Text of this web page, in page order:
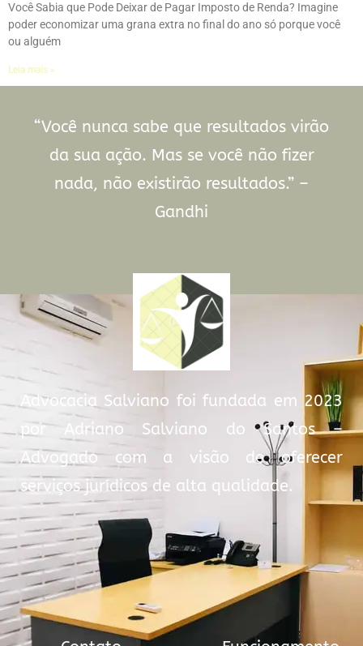
Você Sabia que Pode Deixar de Pagar Imposto de Renda? Imagine
poder economizar uma grana extra no final do ano só porque você
ou alguém
Leia mais »
“Você nunca sabe que resultados virão
da sua ação. Mas se você não fizer
nada, não existirão resultados.” –
Gandhi
Advocacia Salviano foi fundada em 2023
por Adriano Salviano do Santos –
Advogado com a visão de oferecer
serviços jurídicos de alta qualidade.